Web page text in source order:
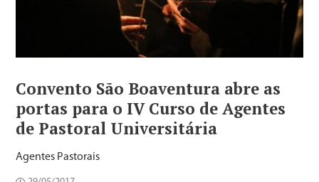
Convento São Boaventura abre as
portas para o IV Curso de Agentes
de Pastoral Universitária
Agentes Pastorais